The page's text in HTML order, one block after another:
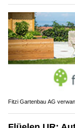
Fitzi Gartenbau AG